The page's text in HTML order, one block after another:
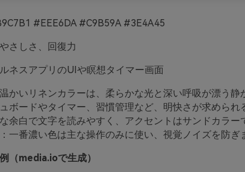
#EEE6DA #C9B59A #3E4A45
さしさ、回復力
ネスアプリのUIや瞑想タイマー画面
かいリネンカラーは、柔らかな光と深い呼吸が漂う静
ボードやタイマー、習慣管理など、明快さが求められ
余白で文字を読みやすく、アクセントはサンドカラー
一番濃い色は主な操作のみに使い、視覚ノイズを防ぎ
（media.ioで生成）